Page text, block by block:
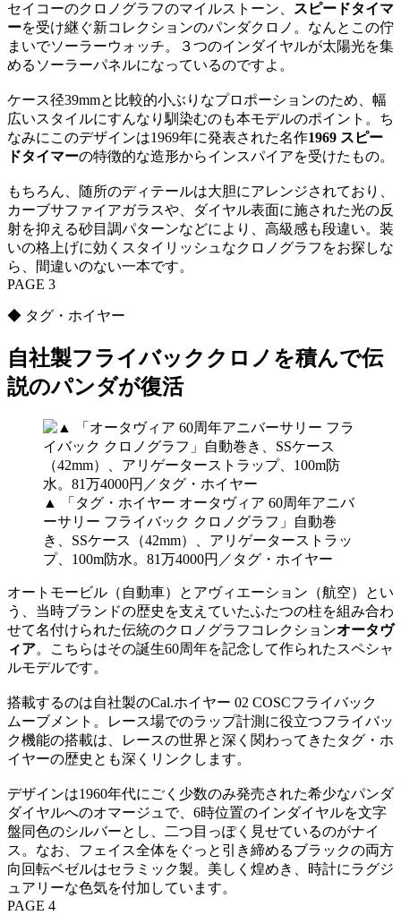
セイコーのクロノグラフのマイルストーン、 スピードタイマ
ーを受け継ぐ新コレクションのパンダクロノ。なんとこの佇
まいでソーラーウォッチ。３つのインダイヤルが太陽光を集
めるソーラーパネルになっているのですよ。
ケース径39mmと比較的小ぶりなプロポーションのため、幅
広いスタイルにすんなり馴染むのも本モデルのポイント。ち
なみにこのデザインは1969年に発表された名作1969 スピー
ドタイマーの特徴的な造形からインスパイアを受けたもの。
もちろん、随所のディテールは大胆にアレンジされており、
カーブサファイアガラスや、ダイヤル表面に施された光の反
射を抑える砂目調パターンなどにより、高級感も段違い。装
いの格上げに効くスタイリッシュなクロノグラフをお探しな
ら、間違いのない一本です。
PAGE 3
◆ タグ・ホイヤー
自社製フライバッククロノを積んで伝
説のパンダが復活
▲ 「タグ・ホイヤー オータヴィア 60周年アニバ
ーサリー フライバック クロノグラフ」自動巻
き、SSケース（42mm）、アリゲーターストラッ
プ、100m防水。81万4000円／タグ・ホイヤー
オートモービル（自動車）とアヴィエーション（航空）とい
う、当時ブランドの歴史を支えていたふたつの柱を組み合わ
せて名付けられた伝統のクロノグラフコレクションオータヴ
ィア。こちらはその誕生60周年を記念して作られたスペシャ
ルモデルです。
搭載するのは自社製のCal.ホイヤー 02 COSCフライバック
ムーブメント。レース場でのラップ計測に役立つフライバッ
ク機能の搭載は、レースの世界と深く関わってきたタグ・ホ
イヤーの歴史とも深くリンクします。
デザインは1960年代にごく少数のみ発売された希少なパンダ
ダイヤルへのオマージュで、6時位置のインダイヤルを文字
盤同色のシルバーとし、二つ目っぽく見せているのがナイ
ス。なお、フェイス全体をぐっと引き締めるブラックの両方
向回転ベゼルはセラミック製。美しく煌めき、時計にラグジ
ュアリーな色気を付加しています。
PAGE 4